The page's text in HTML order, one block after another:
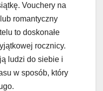
Vouchery na
romantyczny
to doskonałe
rocznicy.
ludzi do siebie i
w sposób, który